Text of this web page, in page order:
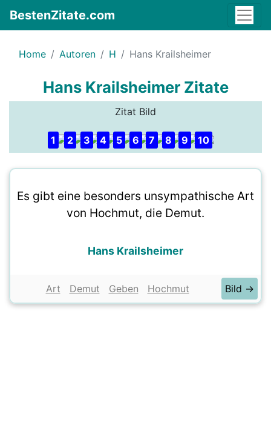
BestenZitate.com
Home Autoren H Hans Krailsheimer
Hans Krailsheimer Zitate
Zitat Bild
1 2 3 4 5 6 7 8 9 10
Es gibt eine besonders unsympathische Art
von Hochmut, die Demut.
Hans Krailsheimer
Art Demut Geben Hochmut Bild →